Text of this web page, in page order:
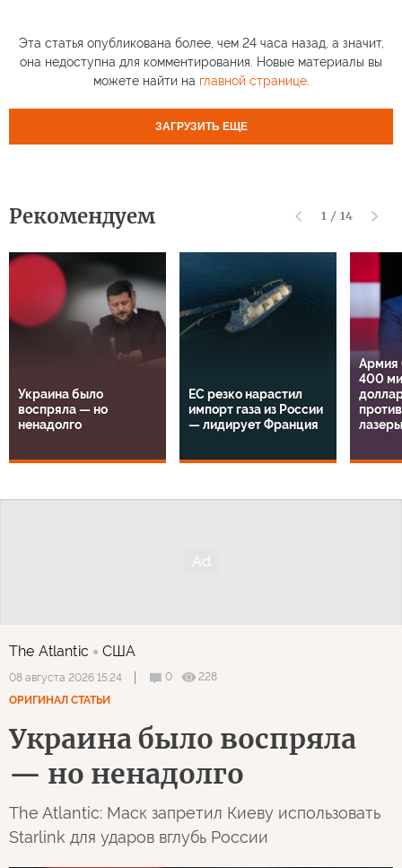
Эта статья опубликована более, чем 24 часа назад, а значит,
она недоступна для комментирования. Новые материалы вы
можете найти на главной странице.
ЗАГРУЗИТЬ ЕЩЕ
Рекомендуем 1 / 14
Украина было
воспряла — но
ненадолго
ЕС резко нарастил
импорт газа из России
— лидирует Франция
Армия
400
лазеры
The Atlantic США
08 августа 2026 15:24 0
228
ОРИГИНАЛ СТАТЬИ
Украина было воспряла
— но ненадолго
The Atlantic: Маск запретил Киеву использовать
Starlink для ударов вглубь России